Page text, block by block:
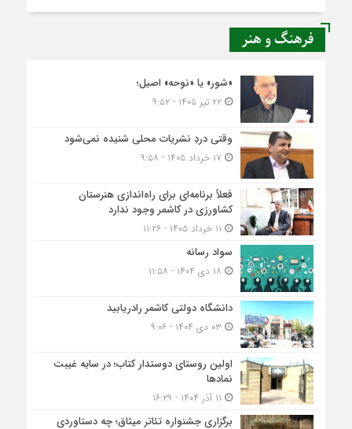
فرهنگ و هنر
«شور» یا «نوحه» اصیل؛
۲۲ تیر ۱۴۰۵ - ۹:۵۲
وقتی دردِ نشریات محلی شنیده نمی‌شود
فعلاً برنامه‌ای برای راه‌اندازی هنرستان
کشاورزی در کاشمر وجود ندارد
سواد رسانه
دانشگاه دولتی کاشمر‌ رادریابید
اولین روستای دوستدار کتاب؛ در سایه غیبت
نمادها
برگزاری جشنواره تئاتر میثاق؛ چه دستاوردی